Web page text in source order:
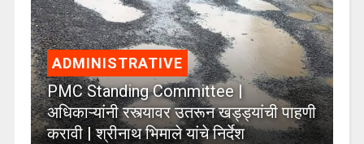
ADMINISTRATIVE
PMC Standing Committee |
अधिकाऱ्यांनी रस्त्यावर उतरून खड्ड्यांची पाहणी
करावी | श्रीनाथ भिमाले यांचे निर्देश